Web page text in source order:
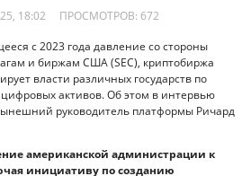
18:02 ПРОСМОТРОВ: 672
с 2023 года давление со стороны
и биржам США (SEC), криптобиржа
власти различных государств по
активов. Об этом в интервью
руководитель платформы Ричард
американской администрации к
инициативу по созданию